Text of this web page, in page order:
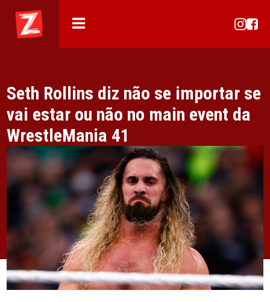
Seth Rollins diz não se importar se
vai estar ou não no main event da
WrestleMania 41